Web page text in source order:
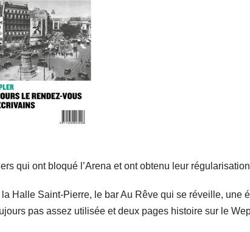
qui ont bloqué l’Arena et ont obtenu leur
Halle Saint-Pierre, le bar Au Rêve qui se réveille, une
pas assez utilisée et deux pages histoire sur le